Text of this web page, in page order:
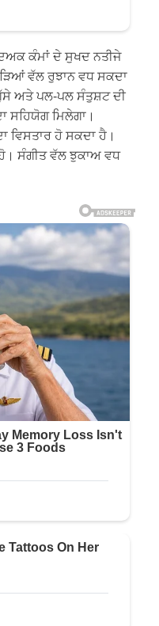
ਕੰਮਾਂ ਦੇ ਸੁਖਦ ਨਤੀਜੇ
ਵੱਲ ਰੁਝਾਨ ਵਧ ਸਕਦਾ
ਅਤੇ ਪਲ-ਪਲ ਸੰਤੁਸ਼ਟ ਦੀ
ਸਹਿਯੋਗ ਮਿਲੇਗਾ।
ਵਿਸਤਾਰ ਹੋ ਸਕਦਾ ਹੈ।
ਹੋ। ਸੰਗੀਤ ਵੱਲ ਝੁਕਾਅ ਵਧ